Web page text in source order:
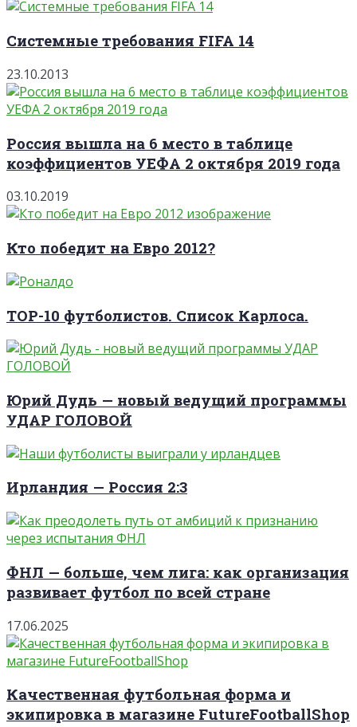
Системные требования FIFA 14
23.10.2013
Россия вышла на 6 место в таблице
коэффициентов УЕФА 2 октября 2019 года
03.10.2019
Кто победит на Евро 2012?
TOP-10 футболистов. Список Карлоса.
Юрий Дудь — новый ведущий программы
УДАР ГОЛОВОЙ
Ирландия — Россия 2:3
ФНЛ — больше, чем лига: как организация
развивает футбол по всей стране
17.06.2025
Качественная футбольная форма и
экипировка в магазине FutureFootballShop